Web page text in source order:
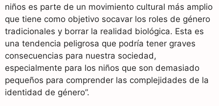
niños es parte de un movimiento cultural más amplio
que tiene como objetivo socavar los roles de género
tradicionales y borrar la realidad biológica. Esta es
una tendencia peligrosa que podría tener graves
consecuencias para nuestra sociedad,
especialmente para los niños que son demasiado
pequeños para comprender las complejidades de la
identidad de género”.